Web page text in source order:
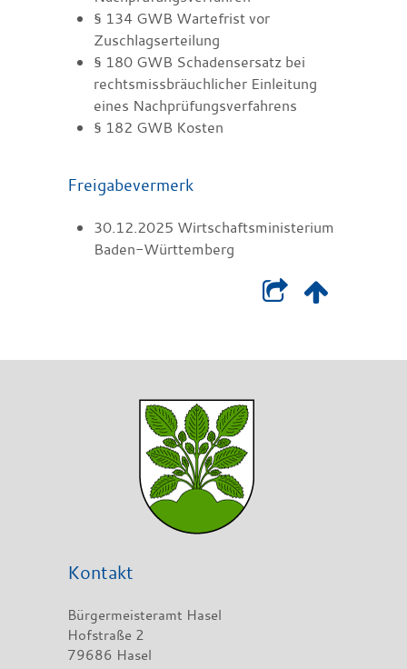
§ 134 GWB Wartefrist vor
Zuschlagserteilung
§ 180 GWB Schadensersatz bei
rechtsmissbräuchlicher Einleitung
eines Nachprüfungsverfahrens
§ 182 GWB Kosten
Freigabevermerk
30.12.2025 Wirtschaftsministerium
Baden-Württemberg
Kontakt
Bürgermeisteramt Hasel
Hofstraße 2
79686 Hasel